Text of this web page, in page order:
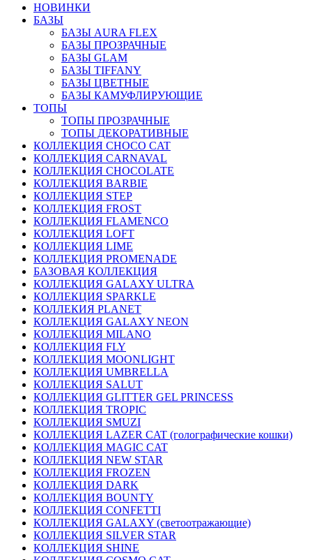
НОВИНКИ
БАЗЫ
БАЗЫ AURA FLEX
БАЗЫ ПРОЗРАЧНЫЕ
БАЗЫ GLAM
БАЗЫ TIFFANY
БАЗЫ ЦВЕТНЫЕ
БАЗЫ КАМУФЛИРУЮЩИЕ
ТОПЫ
ТОПЫ ПРОЗРАЧНЫЕ
ТОПЫ ДЕКОРАТИВНЫЕ
КОЛЛЕКЦИЯ CHOCO CAT
КОЛЛЕКЦИЯ CARNAVAL
КОЛЛЕКЦИЯ CHOCOLATE
КОЛЛЕКЦИЯ BARBIE
КОЛЛЕКЦИЯ STEP
КОЛЛЕКЦИЯ FROST
КОЛЛЕКЦИЯ FLAMENCO
КОЛЛЕКЦИЯ LOFT
КОЛЛЕКЦИЯ LIME
КОЛЛЕКЦИЯ PROMENADE
БАЗОВАЯ КОЛЛЕКЦИЯ
КОЛЛЕКЦИЯ GALAXY ULTRA
КОЛЛЕКЦИЯ SPARKLE
КОЛЛЕКИЯ PLANET
КОЛЛЕКЦИЯ GALAXY NEON
КОЛЛЕКЦИЯ MILANO
КОЛЛЕКЦИЯ FLY
КОЛЛЕКЦИЯ MOONLIGHT
КОЛЛЕКЦИЯ UMBRELLA
КОЛЛЕКЦИЯ SALUT
КОЛЛЕКЦИЯ GLITTER GEL PRINCESS
КОЛЛЕКЦИЯ TROPIC
КОЛЛЕКЦИЯ SMUZI
КОЛЛЕКЦИЯ LAZER CAT (голографические кошки)
КОЛЛЕКЦИЯ MAGIC CAT
КОЛЛЕКЦИЯ NEW STAR
КОЛЛЕКЦИЯ FROZEN
КОЛЛЕКЦИЯ DARK
КОЛЛЕКЦИЯ BOUNTY
КОЛЛЕКЦИЯ CONFETTI
КОЛЛЕКЦИЯ GALAXY (светоотражающие)
КОЛЛЕКЦИЯ SILVER STAR
КОЛЛЕКЦИЯ SHINE